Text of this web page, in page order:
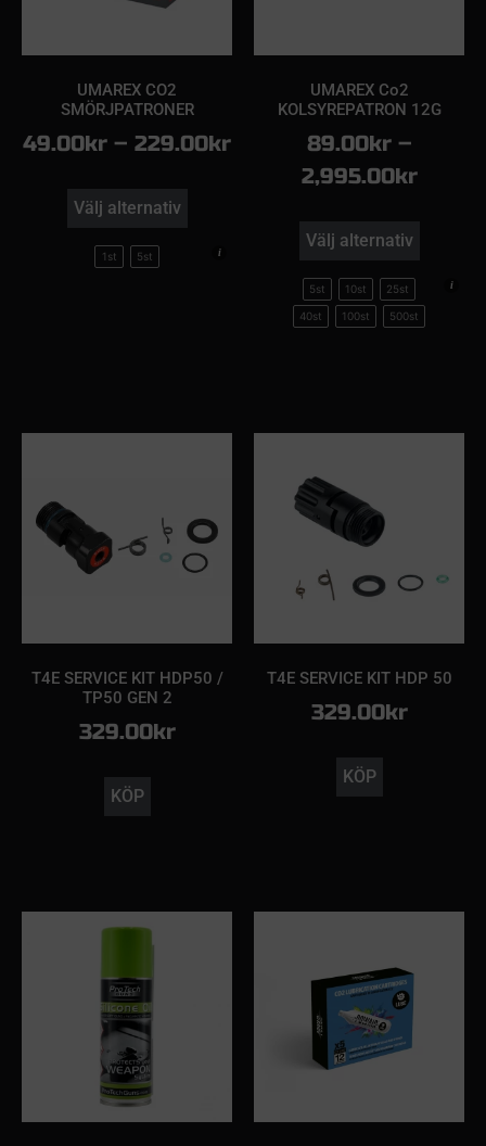
UMAREX CO2
SMÖRJPATRONER
49.00kr – 229.00kr
Välj alternativ
1st 5st
UMAREX Co2
KOLSYREPATRON 12G
89.00kr –
2,995.00kr
Välj alternativ
5st 10st 25st
40st 100st 500st
T4E SERVICE KIT HDP50 /
TP50 GEN 2
329.00kr
KÖP
T4E SERVICE KIT HDP 50
329.00kr
KÖP